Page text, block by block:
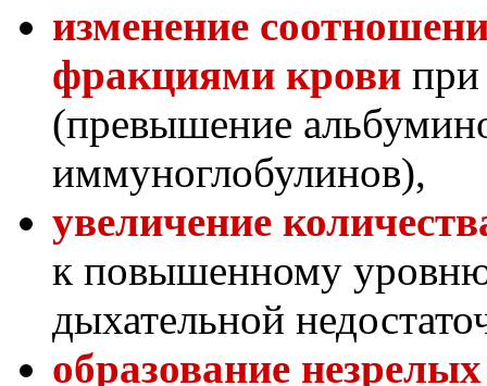
изменение
фракциями крови при
(превышение
иммуноглобулинов),
увеличение
к повышенному
дыхательной
образование